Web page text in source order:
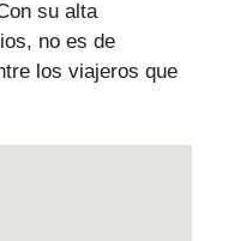
su alta
no es de
los viajeros que